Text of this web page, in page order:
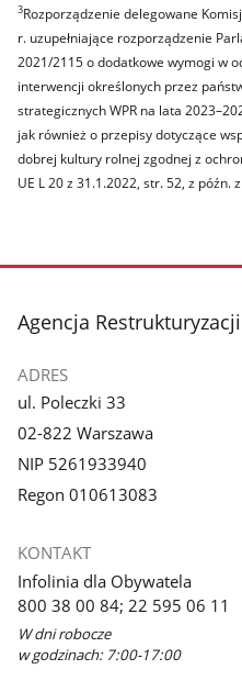
3Rozporządzenie delegowane
r. uzupełniające rozporządzenie
2021/2115 o dodatkowe wymogi w
interwencji określonych przez
strategicznych WPR na lata
jak również o przepisy dotyczące
dobrej kultury rolnej zgodnej z
UE L 20 z 31.1.2022, str. 52, z późn.
stopka
Agencja
ADRES
ul. Poleczki 33
02-822 Warszawa
NIP 5261933940
Regon 010613083
KONTAKT
Infolinia dla Obywatela
800 38 00 84; 22 595 06 11
W dni robocze
w godzinach: 7:00-17:00